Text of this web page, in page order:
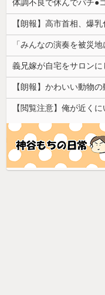
【朗報】高市首相、爆
【閲覧注意】俺が近く